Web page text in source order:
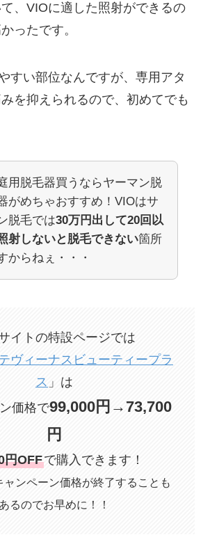
、VIOに適した照射ができるの
ったです。
すい部位なんですが、専用アタ
を抑えられるので、初めてでも
用脱毛器買うならヤーマン脱
がめちゃおすすめ！VIOはサ
脱毛では30万円出して20回以
射しないと脱毛できない箇所
からねぇ・・・
イトの特設ページでは
ヴィーナスビューティープラ
ス 」は
価格で99,000円→73,700
円
円OFFで購入できます！
ンペーン価格が終了することも
あるのでお早めに！！